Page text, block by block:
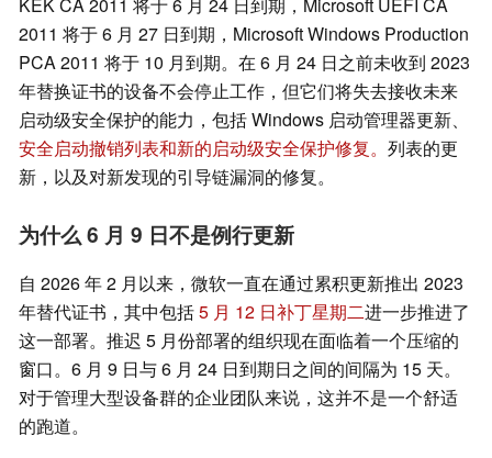
2011 将于 6 月 27 日到期，Microsoft Windows Production
PCA 2011 将于 10 月到期。在 6 月 24 日之前未收到 2023
年替换证书的设备不会停止工作，但它们将失去接收未来
启动级安全保护的能力，包括 Windows 启动管理器更新、
安全启动撤销列表和新的启动级安全保护修复。 列表的更
新，以及对新发现的引导链漏洞的修复。
为什么 6 月 9 日不是例行更新
自 2026 年 2 月以来，微软一直在通过累积更新推出 2023
年替代证书，其中包括5 月 12 日补丁星期二进一步推进了
这一部署。推迟 5 月份部署的组织现在面临着一个压缩的
窗口。6 月 9 日与 6 月 24 日到期日之间的间隔为 15 天。
对于管理大型设备群的企业团队来说，这并不是一个舒适
的跑道。